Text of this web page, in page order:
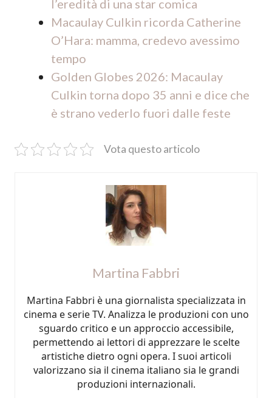
l’eredità di una star comica
Macaulay Culkin ricorda Catherine
O’Hara: mamma, credevo avessimo
tempo
Golden Globes 2026: Macaulay
Culkin torna dopo 35 anni e dice che
è strano vederlo fuori dalle feste
Vota questo articolo
Martina Fabbri
Martina Fabbri è una giornalista specializzata in
cinema e serie TV. Analizza le produzioni con uno
sguardo critico e un approccio accessibile,
permettendo ai lettori di apprezzare le scelte
artistiche dietro ogni opera. I suoi articoli
valorizzano sia il cinema italiano sia le grandi
produzioni internazionali.